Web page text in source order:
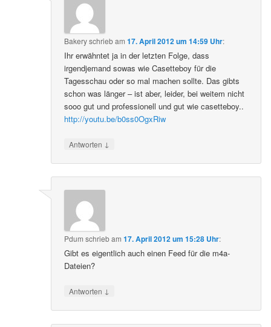
Bakeryschriebam17. April 2012 um 14:59 Uhr:
Ihr erwähntet ja in der letzten Folge, dass
irgendjemand sowas wie Casetteboy für die
Tagesschau oder so mal machen sollte. Das gibts
schon was länger – ist aber, leider, bei weitem nicht
sooo gut und professionell und gut wie casetteboy..
http://youtu.be/b0ss0OgxRiw
Antworten ↓
Pdum schriebam17. April 2012 um 15:28 Uhr:
Gibt es eigentlich auch einen Feed für die m4a-
Dateien?
Antworten ↓